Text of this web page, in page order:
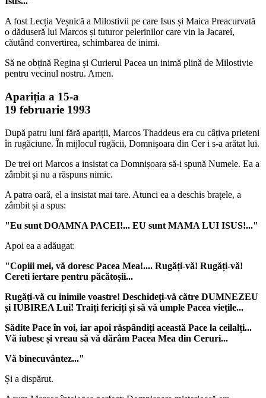
A fost Lecția Veșnică a Milostivii pe care Isus și Maica Preacurvată
o dăduseră lui Marcos și tuturor pelerinilor care vin la Jacareí,
căutând convertirea, schimbarea de inimi.
Să ne obțină Regina și Curierul Pacea un inimă plină de Milostivie
pentru vecinul nostru. Amen.
Apariția a 15-a
19 februarie 1993
După patru luni fără apariții, Marcos Thaddeus era cu câțiva prieteni
în rugăciune. În mijlocul rugăcii, Domnișoara din Cer i s-a arătat lui.
De trei ori Marcos a insistat ca Domnișoara să-i spună Numele. Ea a
zâmbit și nu a răspuns nimic.
A patra oară, el a insistat mai tare. Atunci ea a deschis brațele, a
zâmbit și a spus:
"Eu sunt DOAMNA PACEI!... EU sunt MAMA LUI ISUS!..."
Apoi ea a adăugat:
"Copiii mei, vă doresc Pacea Mea!.... Rugăți-vă! Rugăți-vă!
Cereti iertare pentru păcătoșii...
Rugăți-vă cu inimile voastre! Deschideți-vă către DUMNEZEU
și IUBIREA Lui! Traiți fericiți și să vă umple Pacea viețile...
Sădite Pace în voi, iar apoi răspândiți această Pace la ceilalți...
Vă iubesc și vreau să vă dărâm Pacea Mea din Ceruri...
Vă binecuvântez..."
Și a dispărut.